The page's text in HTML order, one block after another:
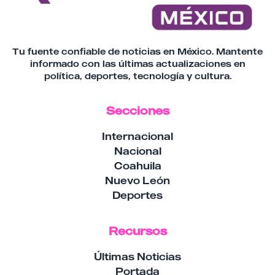
Tu fuente confiable de noticias en México. Mantente
informado con las últimas actualizaciones en
política, deportes, tecnología y cultura.
Secciones
Internacional
Nacional
Coahuila
Nuevo León
Deportes
Recursos
Últimas Noticias
Portada